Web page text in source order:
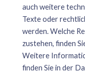
auch weitere
Texte oder
werden. Welche
zustehen, finden
Weitere
finden Sie in der